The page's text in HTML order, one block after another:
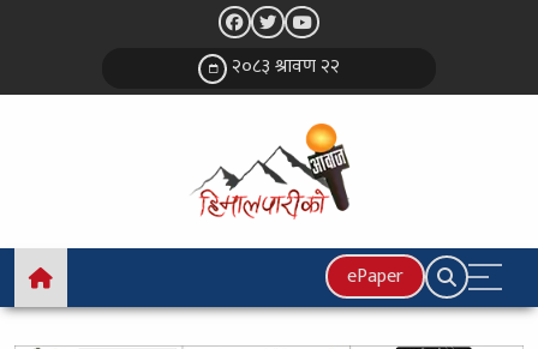
२०८३ श्रावण २२
ePaper